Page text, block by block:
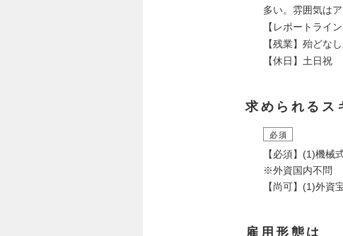
多い。雰囲気は
【レポートライ
【残業】殆どな
【休日】土日祝
求められるス
必須
【必須】(1)機
※外資国内不問
【尚可】(1)外資
雇用形態は